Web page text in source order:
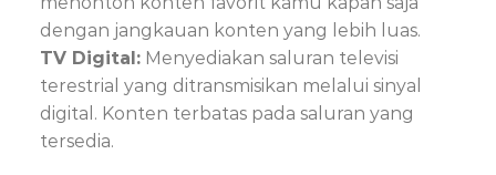
dengan jangkauan konten yang lebih luas.
TV Digital:Menyediakan saluran televisi
terestrial yang ditransmisikan melalui sinyal
digital. Konten terbatas pada saluran yang
tersedia.